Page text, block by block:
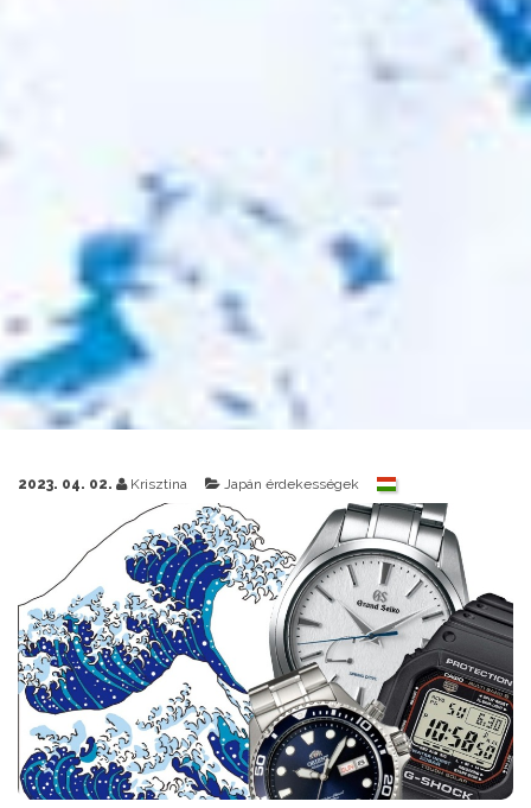
2023. 04. 02. Krisztina Japán érdekességek